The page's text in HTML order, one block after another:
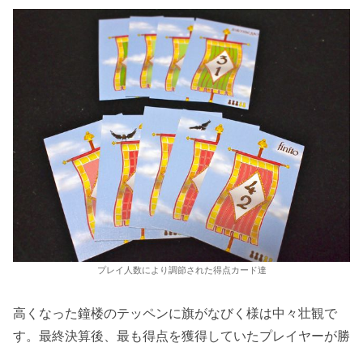
プレイ人数により調節された得点カード達
高くなった鐘楼のテッペンに旗がなびく様は中々壮観で
す。最終決算後、最も得点を獲得していたプレイヤーが勝